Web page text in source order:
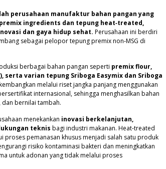
perusahaan manufaktur bahan pangan yang
ingredients dan tepung heat‑treated,
dan gaya hidup sehat. Perusahaan ini berdiri
sebagai pelopor tepung premix non‑MSG di
berbagai bahan pangan seperti premix flour,
serta varian tepung Sriboga Easymix dan Sriboga
melalui riset jangka panjang menggunakan
internasional, sehingga menghasilkan bahan
dan bernilai tambah.
menekankan inovasi berkelanjutan,
teknis bagi industri makanan. Heat‑treated
proses pemanasan khusus menjadi salah satu produk
risiko kontaminasi bakteri dan meningkatkan
untuk adonan yang tidak melalui proses